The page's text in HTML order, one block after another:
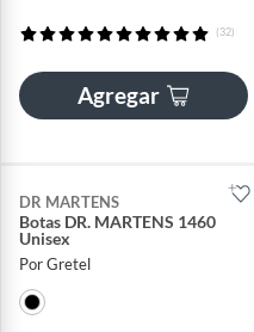
(32)
Agregar
DR MARTENS
Botas DR. MARTENS 1460
Unisex
Por Gretel